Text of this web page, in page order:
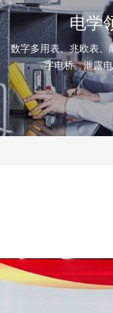
电学领
字多用表、兆欧表、耐
字电桥、泄露电流